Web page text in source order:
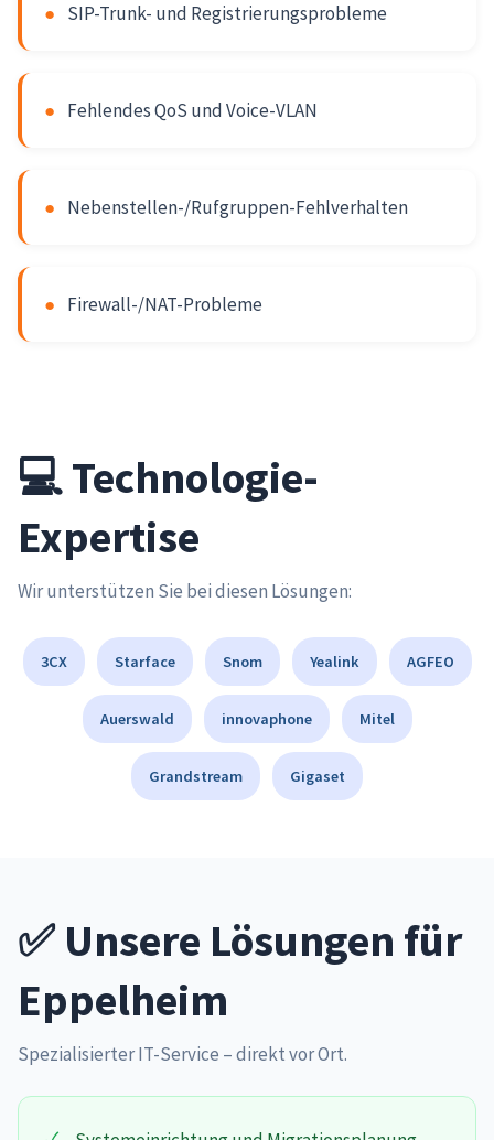
● SIP-Trunk- und Registrierungsprobleme
● Fehlendes QoS und Voice-VLAN
● Nebenstellen-/Rufgruppen-Fehlverhalten
● Firewall-/NAT-Probleme
💻 Technologie-
Expertise
Wir unterstützen Sie bei diesen Lösungen:
3CX Starface Snom Yealink AGFEO
Auerswald innovaphone Mitel
Grandstream Gigaset
✅ Unsere Lösungen für
Eppelheim
Spezialisierter IT-Service – direkt vor Ort.